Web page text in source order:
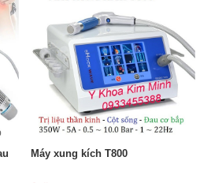
Máy xung kích T800